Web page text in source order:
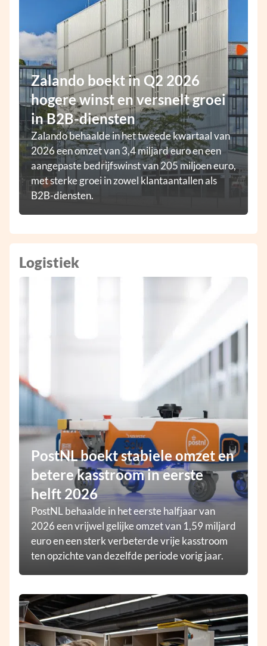
Zalando boekt in Q2 2026
hogere winst en versnelt groei
in B2B-diensten
Zalando behaalde in het tweede kwartaal van
2026 een omzet van 3,4 miljard euro en een
aangepaste bedrijfswinst van 205 miljoen euro,
met sterke groei in zowel klantaantallen als
B2B-diensten.
Logistiek
PostNL boekt stabiele omzet en
betere kasstroom in eerste
helft 2026
PostNL behaalde in het eerste halfjaar van
2026 een vrijwel gelijke omzet van 1,59 miljard
euro en een sterk verbeterde vrije kasstroom
ten opzichte van dezelfde periode vorig jaar.